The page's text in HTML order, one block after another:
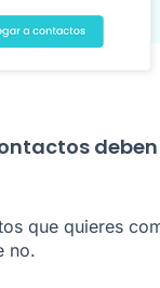
que quieres
no.